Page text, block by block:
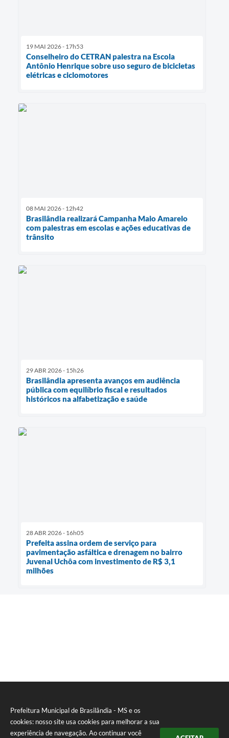
Prefeitura Municipal de Brasilândia - MS e os
cookies: nosso site usa cookies para melhorar a sua
experiência de navegação. Ao continuar você
19 MAI 2026 - 17h53
Conselheiro do CETRAN palestra na Escola
Antônio Henrique sobre uso seguro de bicicletas
elétricas e ciclomotores
08 MAI 2026 - 12h42
Brasilândia realizará Campanha Maio Amarelo
com palestras em escolas e ações educativas de
trânsito
29 ABR 2026 - 15h26
Brasilândia apresenta avanços em audiência
pública com equilíbrio fiscal e resultados
históricos na alfabetização e saúde
28 ABR 2026 - 16h05
Prefeita assina ordem de serviço para
pavimentação asfáltica e drenagem no bairro
Juvenal Uchôa com investimento de R$ 3,1
milhões